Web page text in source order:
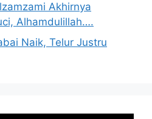
Akhirnya
Alhamdulillah….
Naik, Telur Justru